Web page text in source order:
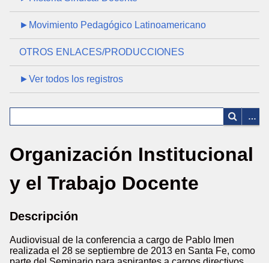
►Movimiento Pedagógico Latinoamericano
OTROS ENLACES/PRODUCCIONES
►Ver todos los registros
Organización Institucional
y el Trabajo Docente
Descripción
Audiovisual de la conferencia a cargo de Pablo Imen
realizada el 28 se septiembre de 2013 en Santa Fe, como